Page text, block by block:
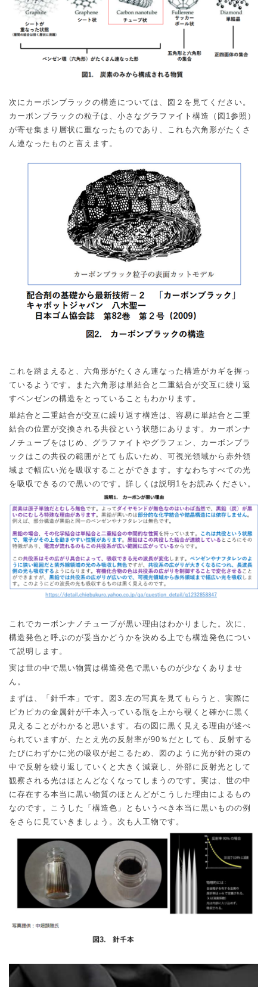
次にカーボンブラックの構造については、図２を見てください。
カーボンブラックの粒子は、小さなグラファイト構造（図 1参照）
が寄せ集まり層状に重なったものであり、これも六角形がたくさ
ん連なったものと言えます。
これを踏まえると、六角形がたくさん連なった構造がカギを握っ
ているようです。また六角形は単結合と二重結合が交互に繰り返
すベンゼンの構造をとっていることもわかります。
単結合と二重結合が交互に繰り返す構造は、容易に単結合と二重
結合の位置が交換される共役という状態にあります。カーボンナ
ノチューブをはじめ、グラファイトやグラフェン、カーボンブラ
ックはこの共役の範囲がとても広いため、可視光領域から赤外領
域まで幅広い光を吸収することができます。すなわちすべての光
を吸収できるので黒いのです。詳しくは説明 1をお読みください。
これでカーボンナノチューブが黒い理由はわかりました。次に、
構造発色と呼ぶのが妥当かどうかを決める上でも構造発色につい
て説明します。
実は世の中で黒い物質は構造発色で黒いものが少なくありませ
ん。
まずは、「針千本」です。図 3.左の写真を見てもらうと、実際に
ピカピカの金属針が千本入っている瓶を上から覗くと確かに黒く
見えることがわかると思います。右の図に黒く見える理由が述べ
られていますが、たとえ光の反射率が90 ％だとしても、反射する
たびにわずかに光の吸収が起こるため、図のように光が針の束の
中で反射を繰り返していくと大きく減衰し、外部に反射光として
観察される光はほとんどなくなってしまうのです。実は、世の中
に存在する本当に黒い物質のほとんどがこうした理由によるもの
なのです。こうした「構造色」ともいうべき本当に黒いものの例
をさらに見ていきましょう。次も人工物です。